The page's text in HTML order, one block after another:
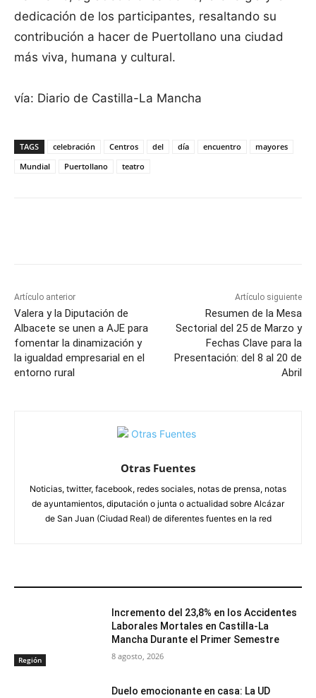
dedicación de los participantes, resaltando su
contribución a hacer de Puertollano una ciudad
más viva, humana y cultural.
vía: Diario de Castilla-La Mancha
TAGS celebración Centros del día encuentro
mayores
Mundial
Puertollano teatro
Artículo anterior
Valera y la Diputación de
Albacete se unen a AJE para
fomentar la dinamización y
la igualdad empresarial en el
entorno rural
Artículo siguiente
Resumen de la Mesa
Sectorial del 25 de Marzo y
Fechas Clave para la
Presentación: del 8 al 20 de
Abril
Otras Fuentes
Noticias, twitter, facebook, redes sociales, notas de prensa, notas
de ayuntamientos, diputación o junta o actualidad sobre Alcázar
de San Juan (Ciudad Real) de diferentes fuentes en la red
Región
Incremento del 23,8% en los Accidentes
Laborales Mortales en Castilla-La
Mancha Durante el Primer Semestre
8 agosto, 2026
Duelo emocionante en casa: La UD